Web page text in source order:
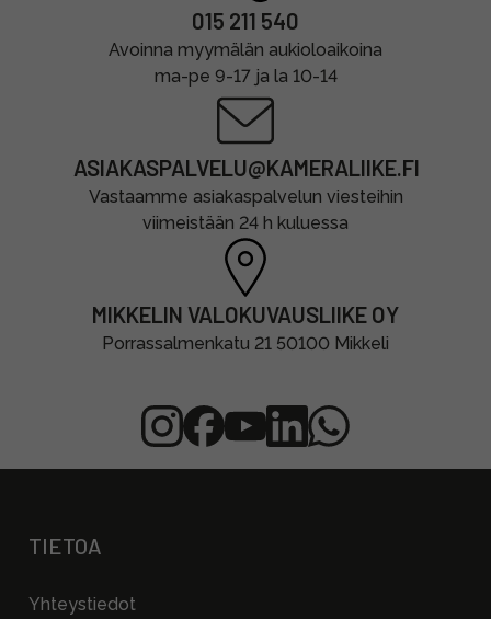
015 211 540
Avoinna myymälän aukioloaikoina
ma-pe 9-17 ja la 10-14
ASIAKASPALVELU@KAMERALIIKE.FI
Vastaamme asiakaspalvelun viesteihin
viimeistään 24 h kuluessa
MIKKELIN VALOKUVAUSLIIKE OY
Porrassalmenkatu 21 50100 Mikkeli
TIETOA
Yhteystiedot